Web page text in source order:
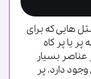
هایی که برای
یا پر کاه
عناصر بسیار
دارد. پر